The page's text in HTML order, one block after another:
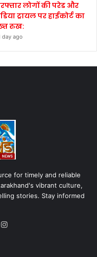
लोगों की परेड और
ट्रायल पर हाईकोर्ट का
रुख:
day ago
for timely and reliable
vibrant culture,
stories. Stay informed
YouTube